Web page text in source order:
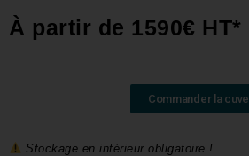
À partir de 1590€ HT*
Commander la cuve
Stockage en intérieur obligatoire !